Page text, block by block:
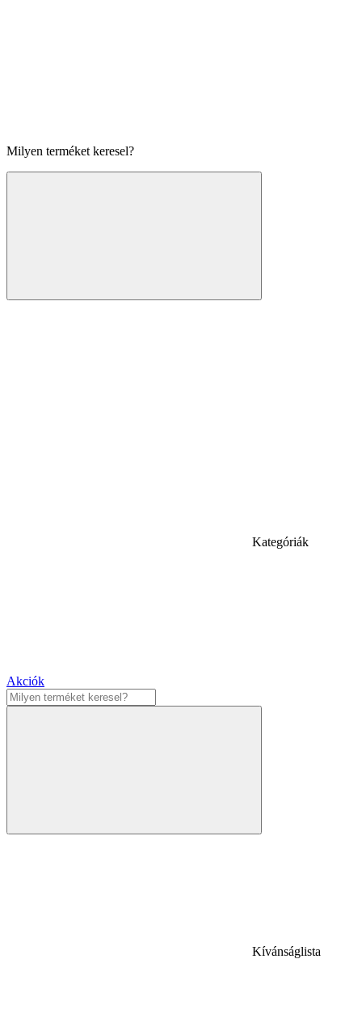
Milyen terméket keresel?
Kategóriák
Akciók
Kívánságlista